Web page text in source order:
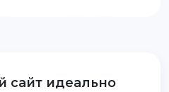
сайт идеально